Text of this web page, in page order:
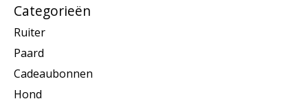
Categorieën
Ruiter
Paard
Cadeaubonnen
Hond